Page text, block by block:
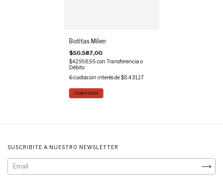
Botitas Milen
$50.587,00
$42.998,95con Transferencia o
Débito
6cuotas sin interés de$8.431,17
COMPRAR
SUSCRIBITE A NUESTRO NEWSLETTER